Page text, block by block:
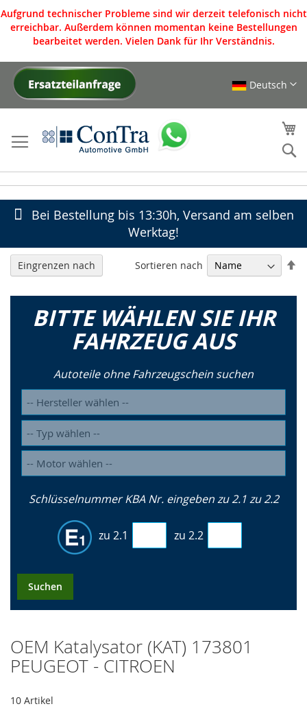
Aufgrund technischer Probleme sind wir derzeit telefonisch nicht
erreichbar. Außerdem können momentan keine Bestellungen
bearbeitet werden. Vielen Dank für Ihr Verständnis.
Direkt
Deutsch
Bei Bestellung bis 13:30h, Versand am selben
Werktag!
BITTE WÄHLEN SIE IHR
FAHRZEUG AUS
Autoteile ohne Fahrzeugschein suchen
Schlüsselnummer KBA Nr. eingeben zu 2.1 zu 2.2
zu 2.1 zu 2.2
Suchen
OEM Katalysator (KAT) 173801
PEUGEOT - CITROEN
10 Artikel
Sortieren nach
Eingrenzen nach